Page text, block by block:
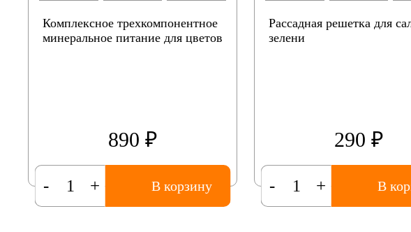
Комплексное трехкомпонентное
минеральное питание для цветов
890 ₽
+
- В корзину
Рассадная решетка для
зелени
290 ₽
+
- В